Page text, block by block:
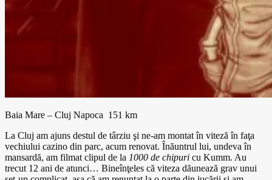
Baia Mare – Cluj Napoca 151 km
La Cluj am ajuns destul de târziu şi ne-am montat în viteză în faţa
vechiului cazino din parc, acum renovat. Înăuntrul lui, undeva în
mansardă, am filmat clipul de la 1000 de chipuri cu Kumm. Au
trecut 12 ani de atunci… Bineînţeles că viteza dăunează grav unui